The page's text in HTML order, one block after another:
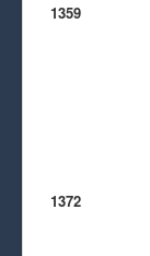
1359
1372